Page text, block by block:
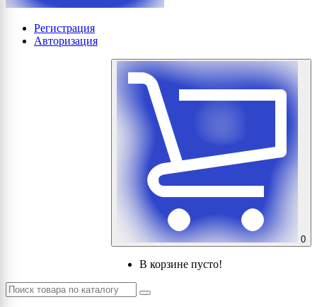
Регистрация
Авторизация
0
В корзине пусто!